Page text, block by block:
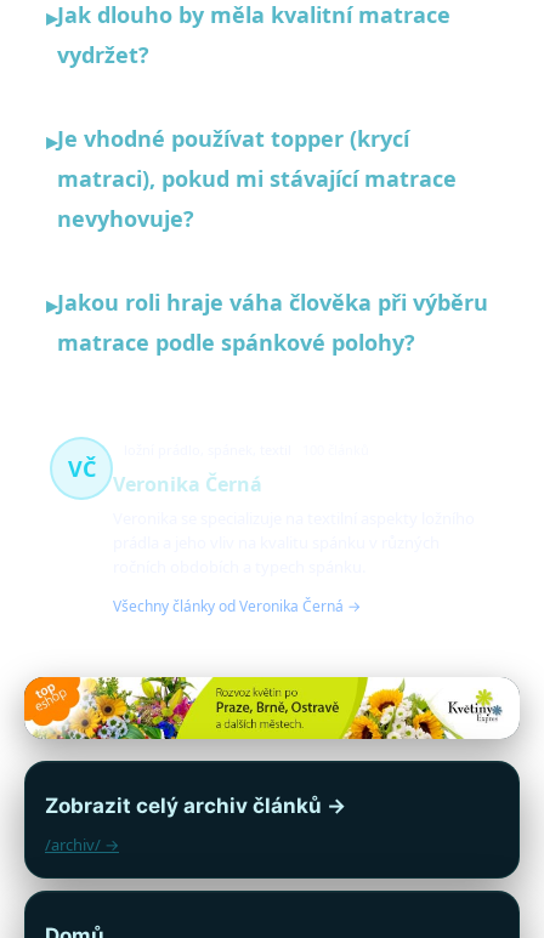
▸Jak dlouho by měla kvalitní matrace
vydržet?
▸Je vhodné používat topper (krycí
matraci), pokud mi stávající matrace
nevyhovuje?
▸Jakou roli hraje váha člověka při výběru
matrace podle spánkové polohy?
VČ
Veronika Černá
Všechny články od Veronika Černá →
Zobrazit celý archiv článků →
/archiv/ →